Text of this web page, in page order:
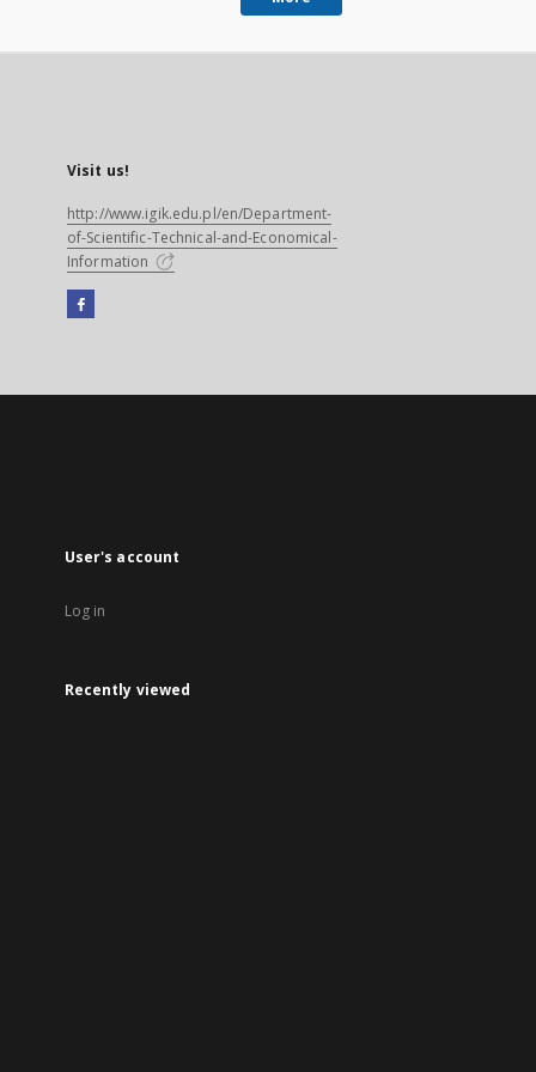
Visit us!
http://www.igik.edu.pl/en/Department-
of-Scientific-Technical-and-Economical-
Information
Facebook
open
User's account
Log in
Recently viewed